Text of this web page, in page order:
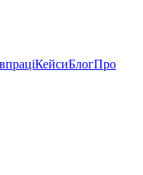
КейсиБлогПро